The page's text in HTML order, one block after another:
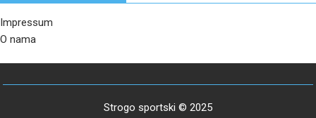
Impressum
O nama
Strogo sportski © 2025